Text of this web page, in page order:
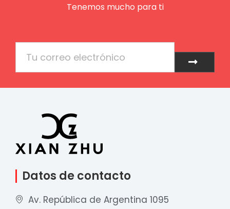
Tenemos mucho para ti
Enviar
Datos de contacto
Av. República de Argentina 1095